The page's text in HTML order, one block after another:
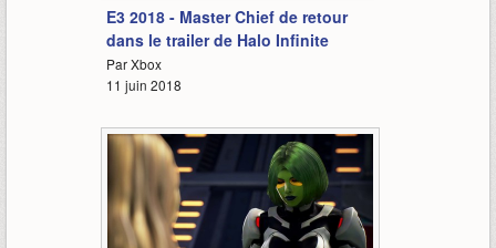
E3 2018 - Master Chief de retour
dans le trailer de Halo Infinite
Par Xbox
11 juin 2018